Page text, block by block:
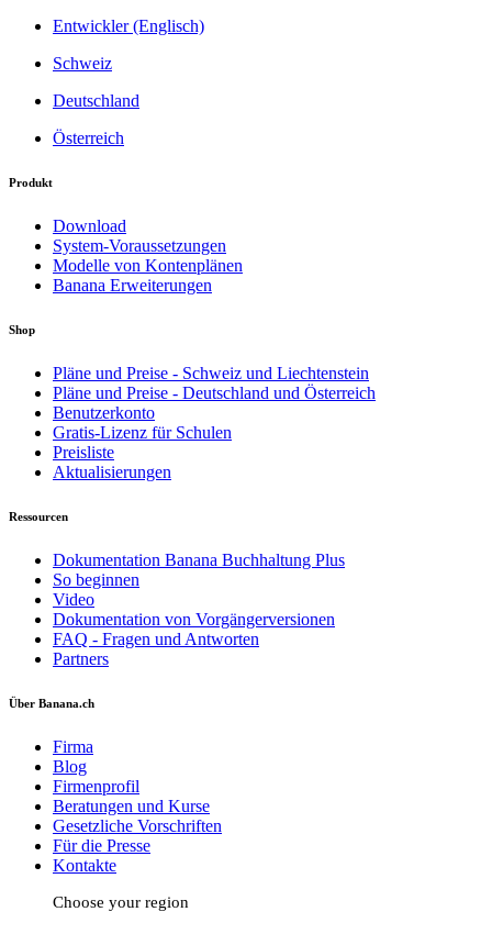
Entwickler (Englisch)
Schweiz
Deutschland
Österreich
Produkt
Download
System-Voraussetzungen
Modelle von Kontenplänen
Banana Erweiterungen
Shop
Pläne und Preise - Schweiz und Liechtenstein
Pläne und Preise - Deutschland und Österreich
Benutzerkonto
Gratis-Lizenz für Schulen
Preisliste
Aktualisierungen
Ressourcen
Dokumentation Banana Buchhaltung Plus
So beginnen
Video
Dokumentation von Vorgängerversionen
FAQ - Fragen und Antworten
Partners
Über Banana.ch
Firma
Blog
Firmenprofil
Beratungen und Kurse
Gesetzliche Vorschriften
Für die Presse
Kontakte
Choose your region